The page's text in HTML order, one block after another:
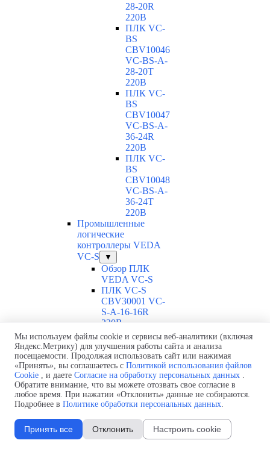
28-20R
220В
ПЛК VC-
BS
CBV10046
VC-ВS-A-
28-20T
220В
ПЛК VC-
BS
CBV10047
VC-ВS-A-
36-24R
220В
ПЛК VC-
BS
CBV10048
VC-ВS-A-
36-24T
220В
Промышленные
логические
контроллеры VEDA
VC-S
▼
Обзор ПЛК
VEDA VC-S
ПЛК VC-S
CBV30001 VC-
S-A-16-16R
220В
ПЛК VC-S
CBV30002 VC-
S-A-16-16T-4
220В
ПЛК VC-S
CBV30003 VC-
S-A-16-16T-6
220В
ПЛК VC-S
CBV30004 VC-
S-A-16-16T
Мы используем файлы cookie и сервисы веб-аналитики (включая
Яндекс.Метрику) для улучшения работы сайта и анализа
посещаемости. Продолжая использовать сайт или нажимая
«Принять», вы соглашаетесь с Политикой использования файлов
Cookie , и даете Согласие на обработку персональных данных .
Обратите внимание, что вы можете отозвать свое согласие в
любое время. При нажатии «Отклонить» данные не собираются.
Подробнее в Политике обработки персональных данных.
Принять все Отклонить Настроить cookie